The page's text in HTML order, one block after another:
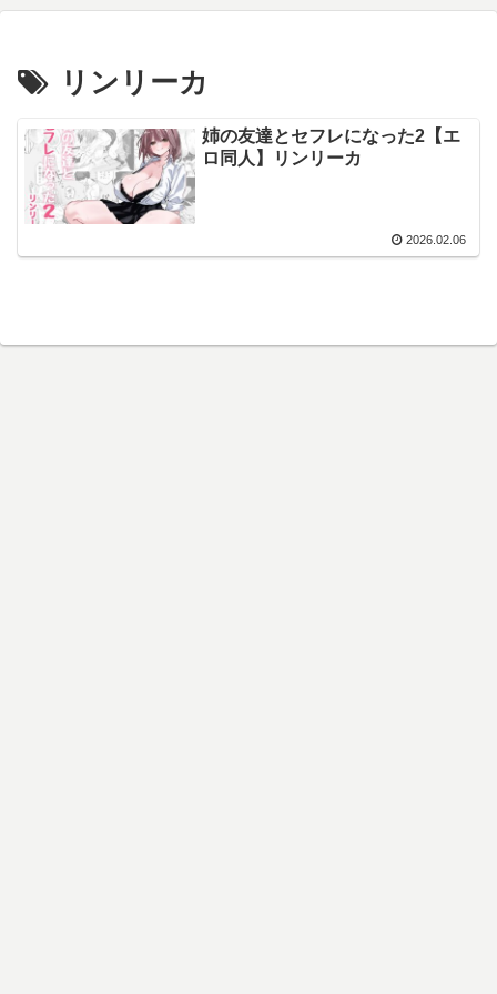
リンリーカ
姉の友達とセフレになった2【エ
ロ同人】リンリーカ
2026.02.06